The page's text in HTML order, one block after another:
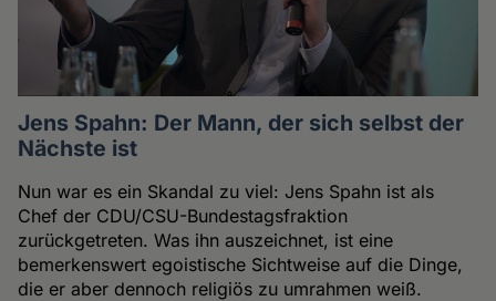
Jens Spahn: Der Mann, der sich selbst der
Nächste ist
Nun war es ein Skandal zu viel: Jens Spahn ist als
Chef der CDU/CSU-Bundestagsfraktion
zurückgetreten. Was ihn auszeichnet, ist eine
bemerkenswert egoistische Sichtweise auf die Dinge,
die er aber dennoch religiös zu umrahmen weiß.